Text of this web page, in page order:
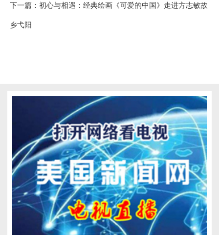
下一篇： 初心与相遇：经典绘画《可爱的中国》走进方志敏故
乡弋阳